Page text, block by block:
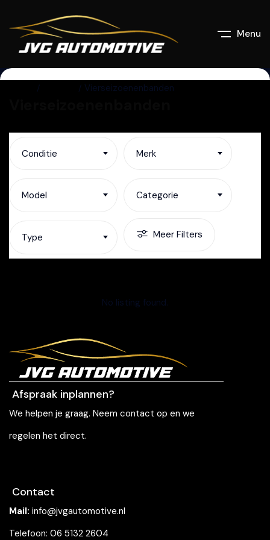
Menu
Vierseizoenenbanden
Conditie Merk
Model Categorie
Type Meer Filters
No listing found.
Afspraak inplannen?
We helpen je graag. Neem contact op en we
regelen het direct.
Contact
Mail: info@jvgautomotive.nl
Telefoon: 06 5132 2604